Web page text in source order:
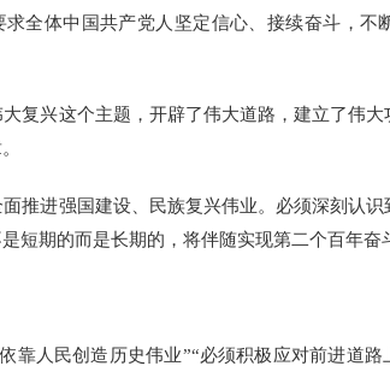
全体中国共产党人坚定信心、接续奋斗，不
兴这个主题，开辟了伟大道路，建立了伟大
进强国建设、民族复兴伟业。必须深刻认识
短期的而是长期的，将伴随实现第二个百年奋
人民创造历史伟业”“必须积极应对前进道路